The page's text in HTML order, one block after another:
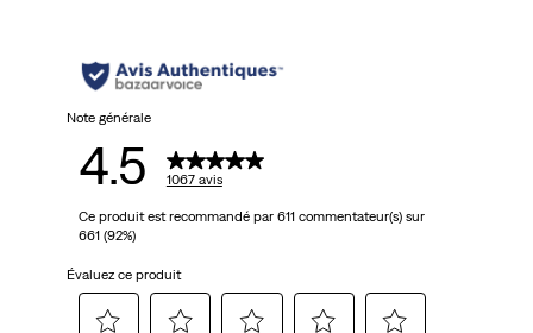
avisNote générale
4.5 1067 avis
Ce produit est recommandé par 611 commentateur(s) sur
661 (92%)
Évaluez ce produit